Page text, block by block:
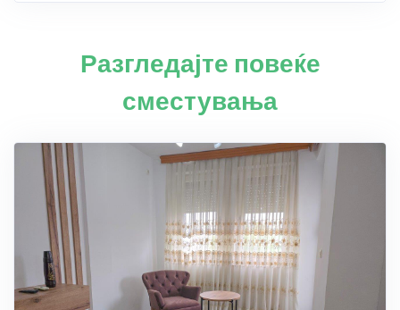
Разгледајте повеќе
сместувања